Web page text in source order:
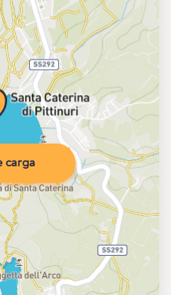
carga